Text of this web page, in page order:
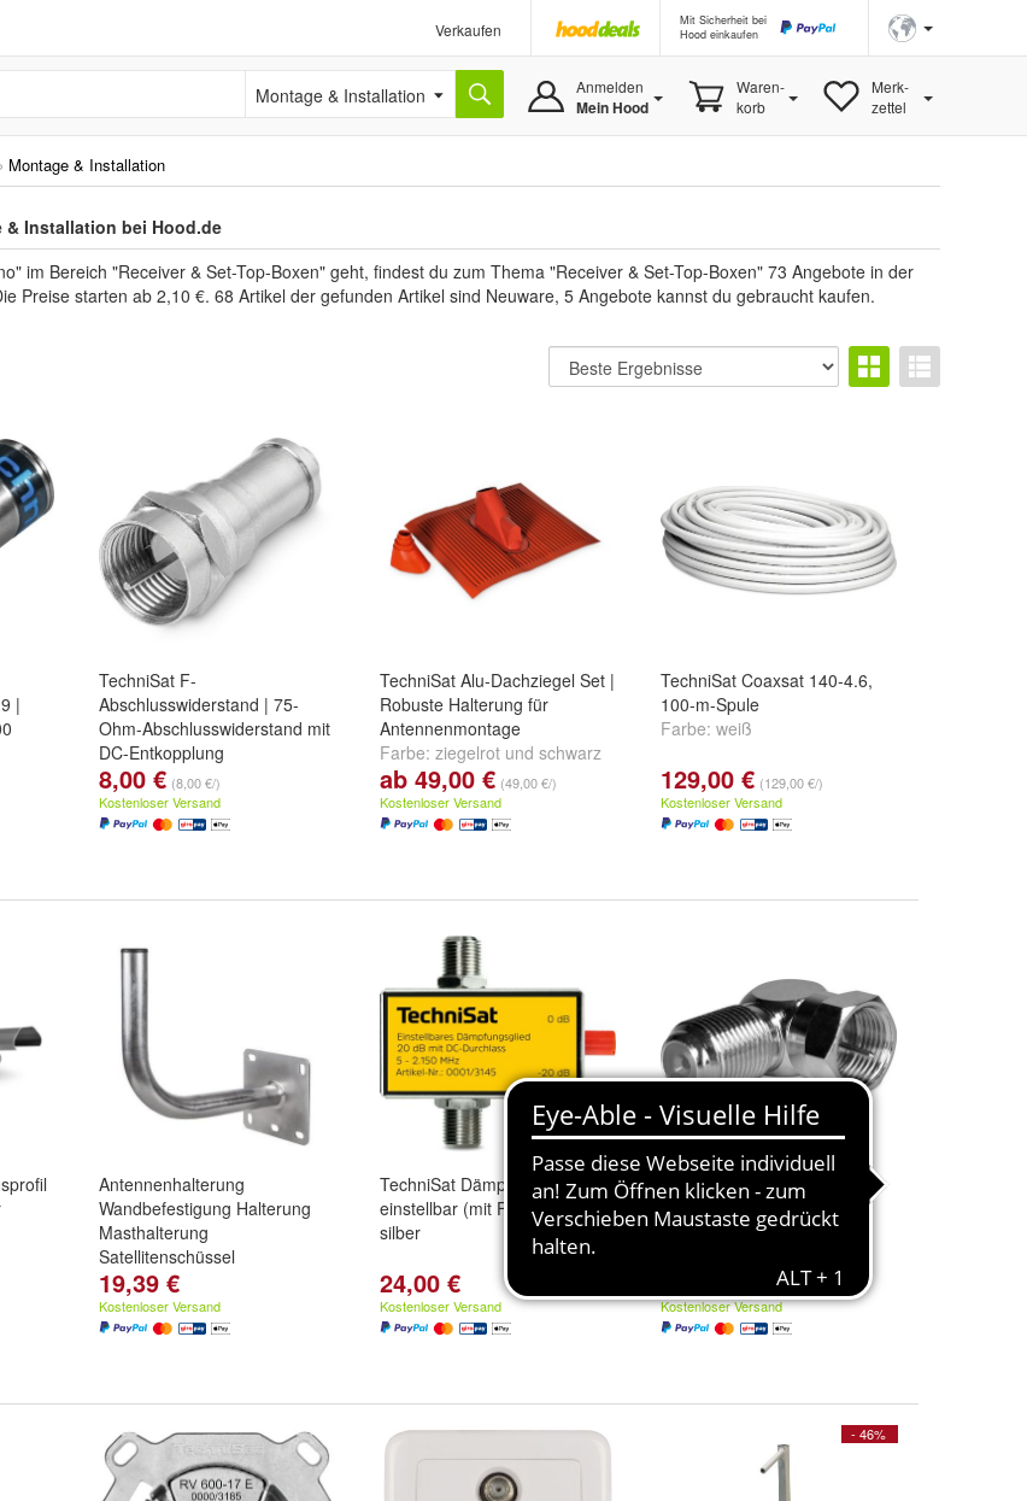
Verkaufen
Mit Sicherheit bei
Hood einkaufen
Montage & Installation Anmelden
Mein Hood
Waren-
korb
Merk-
zettel
› Montage & Installation
& Installation bei Hood.de
im Bereich "Receiver & Set-Top-Boxen" geht, findest du zum Thema "Receiver & Set-Top-Boxen" 73 Angebote in der
Preise starten ab 2,10 €. 68 Artikel der gefunden Artikel sind Neuware, 5 Angebote kannst du gebraucht kaufen.
|
TechniSat F-
Abschlusswiderstand | 75-
Ohm-Abschlusswiderstand mit
DC-Entkopplung
Farbe:silber
8,00 € (8,00 €/)
Kostenloser Versand
TechniSat Alu-Dachziegel Set |
Robuste Halterung für
Antennenmontage
Farbe: ziegelrot und schwarz
ab 49,00 € (49,00 €/)
Kostenloser Versand
TechniSat Coaxsat 140-4.6,
100-m-Spule
Farbe: weiß
129,00 € (129,00 €/)
Kostenloser Versand
Antennenhalterung
Wandbefestigung Halterung
Masthalterung
Satellitenschüssel
Größe:MCTV-925 /40cm
19,39 €
Kostenloser Versand
TechniSat Dämpfungsglied |
einstellbar (mit F-Kupplung) |
silber
24,00 €
Kostenloser Versand
TechniSat F-Winkel-Stecker
|für Schraubverbindungen
Kostenloser Versand
- 46%